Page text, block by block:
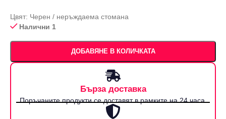
Цвят: Черен / неръждаема стомана
Налични 1
ДОБАВЯНЕ В КОЛИЧКАТА
Бърза доставка
Поръчаните продукти се доставят в рамките на 24 часа.